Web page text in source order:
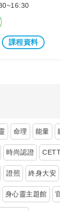
課程資料
命理 能量
時尚認證
證照 終身大安
身心靈主題館